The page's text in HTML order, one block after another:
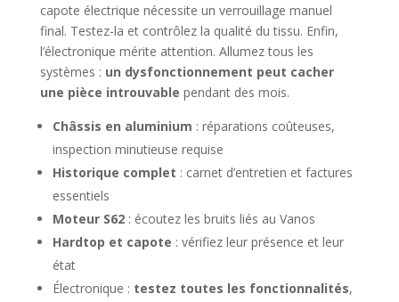
capote électrique nécessite un verrouillage manuel
final. Testez-la et contrôlez la qualité du tissu. Enfin,
l’électronique mérite attention. Allumez tous les
systèmes : un dysfonctionnement peut cacher
une pièce introuvable pendant des mois.
Châssis en aluminium : réparations coûteuses,
inspection minutieuse requise
Historique complet : carnet d’entretien et factures
essentiels
Moteur S62: écoutez les bruits liés au Vanos
Hardtop et capote : vérifiez leur présence et leur
état
Électronique : testez toutes les fonctionnalités,